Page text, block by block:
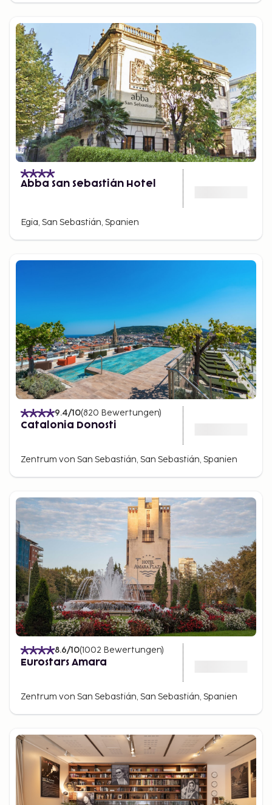
Abba San Sebastián Hotel
Egia, San Sebastián, Spanien
9.4/10(820 Bewertungen)
Catalonia Donosti
Zentrum von San Sebastián, San Sebastián, Spanien
8.6/10(1002 Bewertungen)
Eurostars Amara
Zentrum von San Sebastián, San Sebastián, Spanien